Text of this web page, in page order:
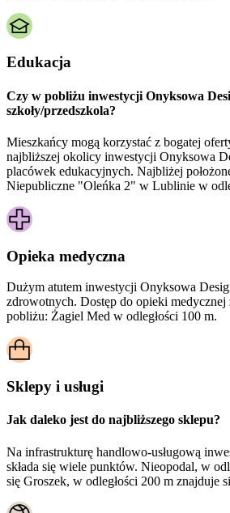
Edukacja
Czy w pobliżu inwestycji Onyksowa
szkoły/przedszkola?
Mieszkańcy mogą korzystać z bogatej
najbliższej okolicy inwestycji Onyksowa
placówek edukacyjnych. Najbliżej
Niepubliczne "Oleńka 2" w Lublinie w
Opieka medyczna
Dużym atutem inwestycji Onyksowa
zdrowotnych. Dostęp do opieki medycznej
pobliżu: Żagiel Med w odległości 100 m.
Sklepy i usługi
Jak daleko jest do najbliższego sklepu?
Na infrastrukturę handlowo-usługową
składa się wiele punktów. Nieopodal, w
się Groszek, w odległości 200 m znajduje